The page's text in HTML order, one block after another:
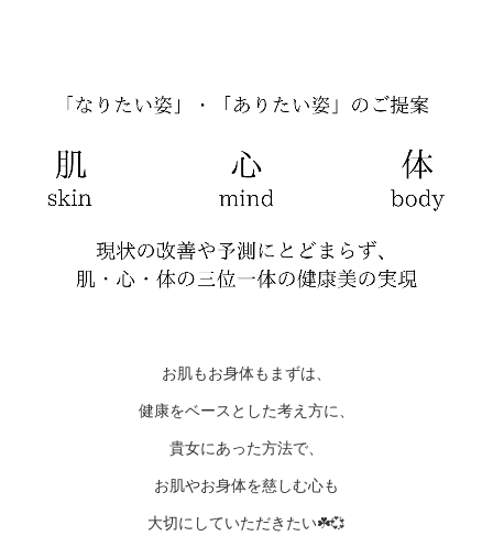
お肌もお身体もまずは、
健康をベースとした考え方に、
貴女にあった方法で、
お肌やお身体を慈しむ心も
大切にしていただきたい☘️💞